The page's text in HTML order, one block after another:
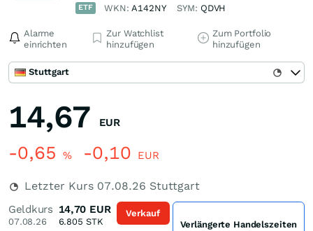
ETF WKN:A142NY SYM: QDVH
Alarme
einrichten
Zur Watchlist
hinzufügen
Zum Portfolio
hinzufügen
Stuttgart
14,67 EUR
-0,65 % -0,10 EUR
Letzter Kurs 07.08.26 Stuttgart
Geldkurs
07.08.26
14,70 EUR
6.805 STK
Verkauf
Verlängerte Handelszeiten